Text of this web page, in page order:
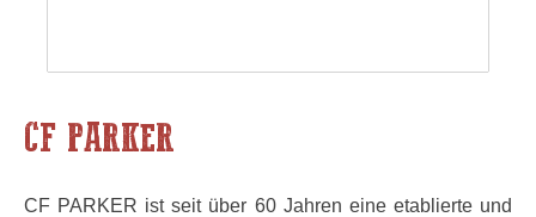
CF PARKER
CF PARKER ist seit über 60 Jahren eine etablierte und